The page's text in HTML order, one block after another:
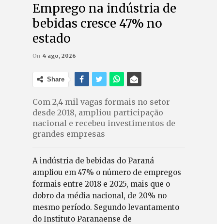
Emprego na indústria de
bebidas cresce 47% no
estado
On 4 ago, 2026
Share
Com 2,4 mil vagas formais no setor
desde 2018, ampliou participação
nacional e recebeu investimentos de
grandes empresas
A indústria de bebidas do Paraná
ampliou em 47% o número de empregos
formais entre 2018 e 2025, mais que o
dobro da média nacional, de 20% no
mesmo período. Segundo levantamento
do Instituto Paranaense de